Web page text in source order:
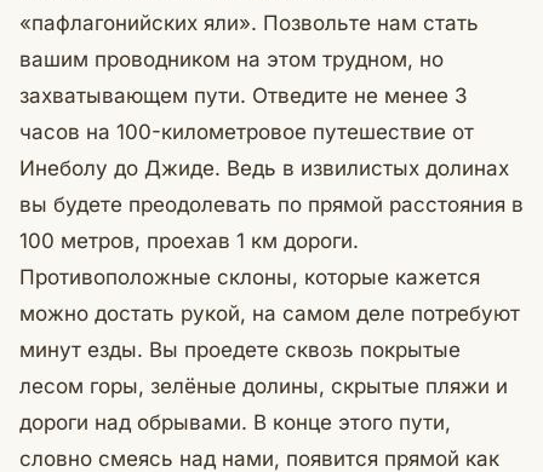
«пафлагонийских яли». Позвольте нам стать
вашим проводником на этом трудном, но
захватывающем пути. Отведите не менее 3
часов на 100-километровое путешествие от
Инеболу до Джиде. Ведь в извилистых долинах
вы будете преодолевать по прямой расстояния в
100 метров, проехав 1 км дороги.
Противоположные склоны, которые кажется
можно достать рукой, на самом деле потребуют
минут езды. Вы проедете сквозь покрытые
лесом горы, зелёные долины, скрытые пляжи и
дороги над обрывами. В конце этого пути,
словно смеясь над нами, появится прямой как